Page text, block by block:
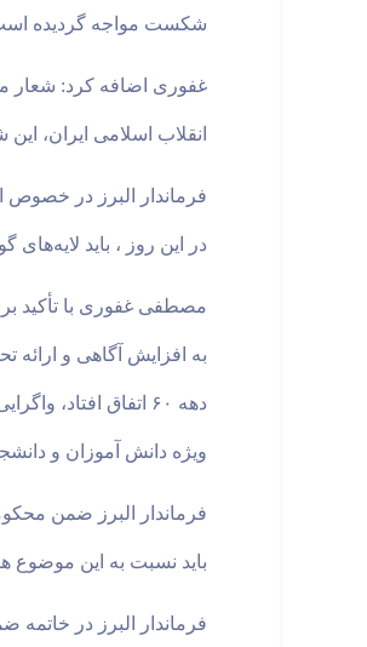
شکست مواجه گردیده
غفوری اضافه کرد: شعار
انقلاب اسلامی ایران،
فرماندار البرز در خصوص
در این روز ، باید
مصطفی غفوری با تأکید
به افزایش آگاهی و ارائه
ویژه دانش آموزان و
فرماندار البرز ضمن
باید نسبت به این موضوع
فرماندار البرز در